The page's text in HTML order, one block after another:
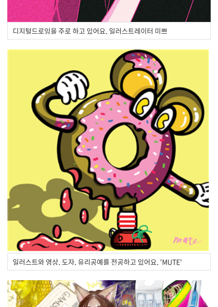
디지털드로잉을 주로 하고 있어요, 일러스트레이터 미쁘
일러스트와 영상, 도자, 유리공예를 전공하고 있어요, 'MUTE'